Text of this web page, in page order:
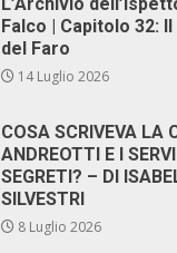
Falco | Capitolo 32:
del Faro
14 Luglio 2026
COSA SCRIVEVA LA
ANDREOTTI E I
SEGRETI? – DI
SILVESTRI
8 Luglio 2026